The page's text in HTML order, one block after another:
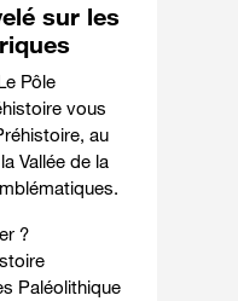
sur les
Pôle
vous
au
Vallée de la
?
Paléolithique